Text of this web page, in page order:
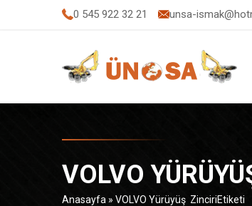
0 545 922 32 21 unsa-
VOLVO
Anasayfa » VOLVO Yürüyüş ZinciriEtiketi